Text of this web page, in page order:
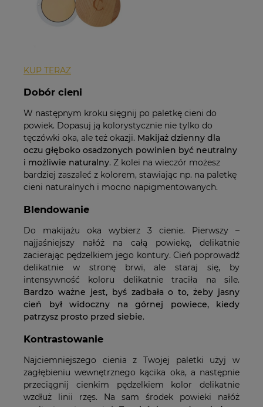
KUP TERAZ
Dobór cieni
W następnym kroku sięgnij po paletkę cieni do
powiek. Dopasuj ją kolorystycznie nie tylko do
tęczówki oka, ale też okazji. Makijaż dzienny dla
oczu głęboko osadzonych powinien być neutralny
i możliwie naturalny. Z kolei na wieczór możesz
bardziej zaszaleć z kolorem, stawiając np. na paletkę
cieni naturalnych i mocno napigmentowanych.
Blendowanie
Do makijażu oka wybierz 3 cienie. Pierwszy –
najjaśniejszy nałóż na całą powiekę, delikatnie
zacierając pędzelkiem jego kontury. Cień poprowadź
delikatnie w stronę brwi, ale staraj się, by
intensywność koloru delikatnie traciła na sile.
Bardzo ważne jest, byś zadbała o to, żeby jasny
cień był widoczny na górnej powiece, kiedy
patrzysz prosto przed siebie.
Kontrastowanie
Najciemniejszego cienia z Twojej paletki użyj w
zagłębieniu wewnętrznego kącika oka, a następnie
przeciągnij cienkim pędzelkiem kolor delikatnie
wzdłuż linii rzęs. Na sam środek powieki nałóż